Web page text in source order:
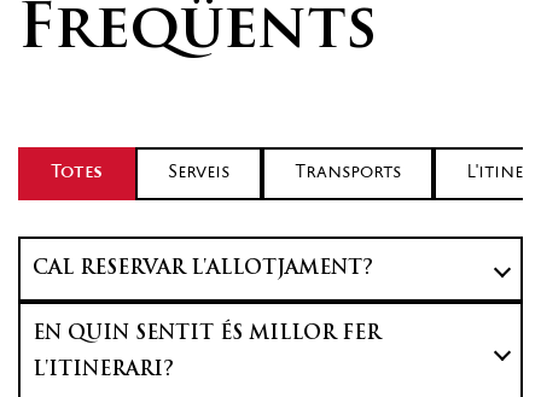
Freqüents
Totes Serveis Transports
CAL RESERVAR L'ALLOTJAMENT?
EN QUIN SENTIT ÉS MILLOR FER
L'ITINERARI?